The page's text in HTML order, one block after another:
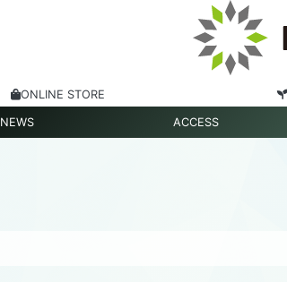
ONLINE STORE
NEWS ACCESS